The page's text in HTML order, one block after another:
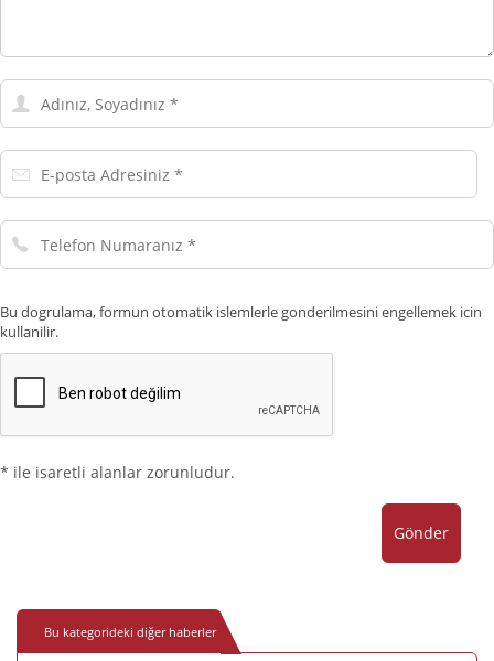
Adınız,
Soyadınız
E-
posta
Telefon
Numaranız
Bu dogrulama, formun otomatik islemlerle gonderilmesini engellemek icin
kullanilir.
* ile isaretli alanlar zorunludur.
Gönder
Bu kategorideki diğer haberler